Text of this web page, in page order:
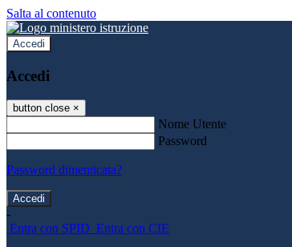
Salta al contenuto
Accedi
Accedi
button close ×
Nome Utente
Password
Password dimenticata?
-
Entra con SPID Entra con CIE